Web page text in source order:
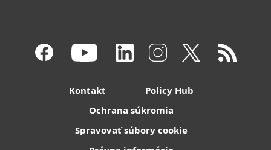
Kontakt
Policy Hub
Ochrana súkromia
Spravovať súbory cookie